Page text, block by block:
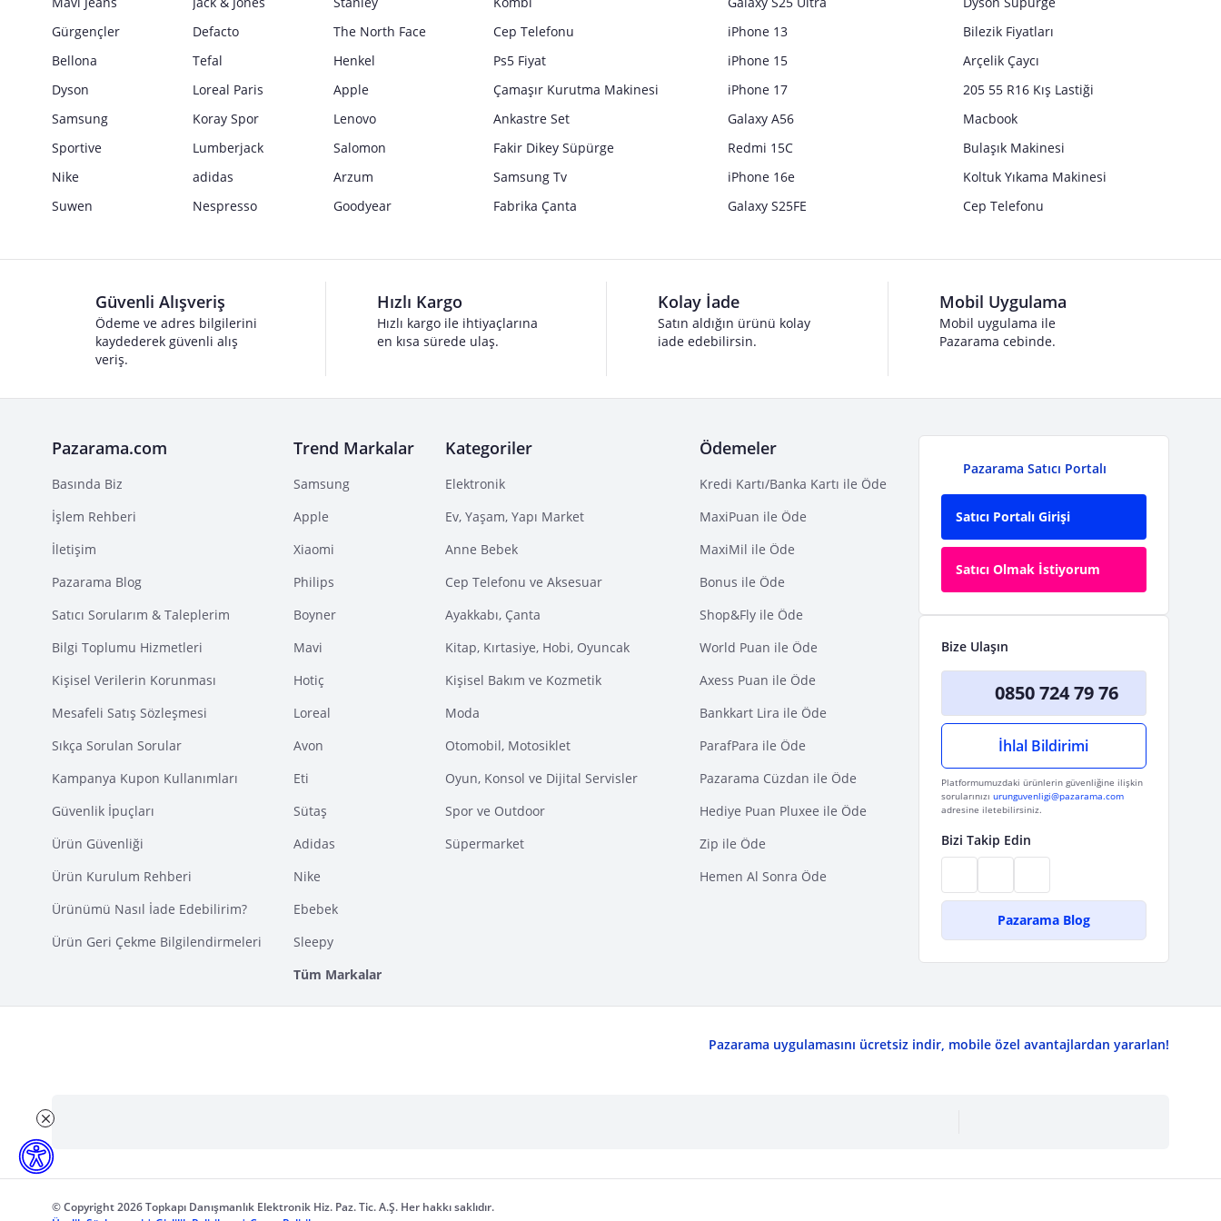
Gürgençler
Defacto
The North Face
Bellona
Tefal
Henkel
Dyson
Loreal Paris
Apple
Samsung
Koray Spor
Lenovo
Sportive
Lumberjack
Salomon
Nike
adidas
Arzum
Suwen
Nespresso Goodyear
Cep Telefonu
Ps5 Fiyat
Çamaşır Kurutma Makinesi
Ankastre Set
Fakir Dikey Süpürge
Samsung Tv
Fabrika Çanta
iPhone 13
iPhone 15
iPhone 17
Galaxy A56
Redmi 15C
iPhone 16e
Galaxy S25FE
Bilezik Fiyatları
Arçelik Çaycı
205 55 R16 Kış Lastiği
Macbook
Bulaşık Makinesi
Koltuk Yıkama Makinesi
Cep Telefonu
Güvenli Alışveriş
Ödeme ve adres bilgilerini
kaydederek güvenli alış
veriş.
Hızlı Kargo
Hızlı kargo ile ihtiyaçlarına
en kısa sürede ulaş.
Kolay İade
Satın aldığın ürünü kolay
iade edebilirsin.
Mobil Uygulama
Mobil uygulama ile
Pazarama cebinde.
Pazarama.com
Basında Biz
İşlem Rehberi
İletişim
Pazarama Blog
Satıcı Sorularım & Taleplerim
Bilgi Toplumu Hizmetleri
Kişisel Verilerin Korunması
Mesafeli Satış Sözleşmesi
Sıkça Sorulan Sorular
Kampanya Kupon Kullanımları
Güvenlik İpuçları
Ürün Güvenliği
Ürün Kurulum Rehberi
Ürünümü Nasıl İade Edebilirim?
Ürün Geri Çekme Bilgilendirmeleri
Trend Markalar
Samsung
Apple
Xiaomi
Philips
Boyner
Mavi
Hotiç
Loreal
Avon
Eti
Sütaş
Adidas
Nike
Ebebek
Sleepy
Tüm Markalar
Kategoriler
Elektronik
Ev, Yaşam, Yapı Market
Anne Bebek
Cep Telefonu ve Aksesuar
Ayakkabı, Çanta
Kitap, Kırtasiye, Hobi, Oyuncak
Kişisel Bakım ve Kozmetik
Moda
Otomobil, Motosiklet
Oyun, Konsol ve Dijital Servisler
Spor ve Outdoor
Süpermarket
Ödemeler
Kredi Kartı/Banka Kartı ile Öde
MaxiPuan ile Öde
MaxiMil ile Öde
Bonus ile Öde
Shop&Fly ile Öde
World Puan ile Öde
Axess Puan ile Öde
Bankkart Lira ile Öde
ParafPara ile Öde
Pazarama Cüzdan ile Öde
Hediye Puan Pluxee ile Öde
Zip ile Öde
Hemen Al Sonra Öde
Pazarama Satıcı Portalı
Satıcı Portalı Girişi
Satıcı Olmak İstiyorum
Bize Ulaşın
0850 724 79 76
İhlal Bildirimi
Platformumuzdaki ürünlerin güvenliğine ilişkin
sorularınızı urunguvenligi@pazarama.com
adresine iletebilirsiniz.
Bizi Takip Edin
Pazarama Blog
Pazarama uygulamasını ücretsiz indir, mobile özel avantajlardan yararlan!
© Copyright 2026 Topkapı Danışmanlık Elektronik Hiz. Paz. Tic. A.Ş. Her hakkı saklıdır.